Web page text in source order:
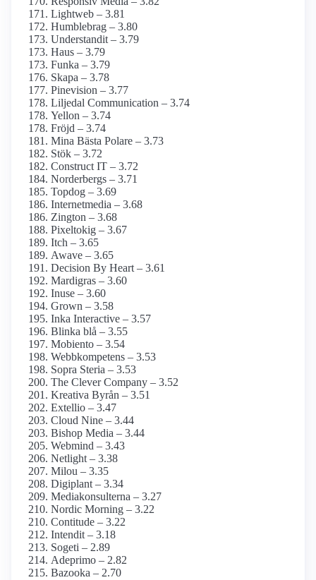
Lightweb – 3.81
Humblebrag – 3.80
Understandit – 3.79
Haus – 3.79
Funka – 3.79
Skapa – 3.78
Pinevision – 3.77
Liljedal Communication – 3.74
Yellon – 3.74
Fröjd – 3.74
Mina Bästa Polare – 3.73
Stök – 3.72
Construct IT – 3.72
Norderbergs – 3.71
Topdog – 3.69
Internetmedia – 3.68
Zington – 3.68
Pixeltokig – 3.67
Itch – 3.65
Awave – 3.65
Decision By Heart – 3.61
Mardigras – 3.60
Inuse – 3.60
Grown – 3.58
Inka Interactive – 3.57
Blinka blå – 3.55
Mobiento – 3.54
Webbkompetens – 3.53
Sopra Steria – 3.53
The Clever Company – 3.52
Kreativa Byrån – 3.51
Extellio – 3.47
Cloud Nine – 3.44
Bishop Media – 3.44
Webmind – 3.43
Netlight – 3.38
Milou – 3.35
Digiplant – 3.34
Mediakonsulterna – 3.27
Nordic Morning – 3.22
Contitude – 3.22
Intendit – 3.18
Sogeti – 2.89
Adeprimo – 2.82
Bazooka – 2.70